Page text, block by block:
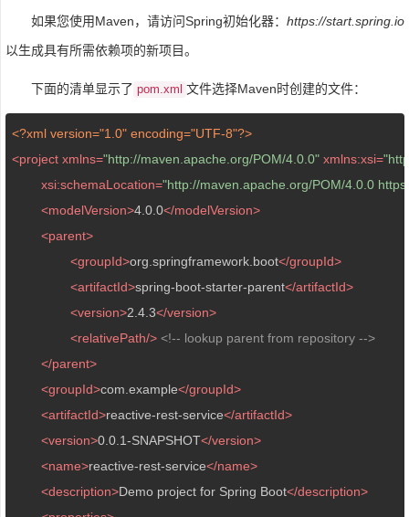
如果您使用Maven，请访问Spring初始化器： https://start.spring.io
以生成具有所需依赖项的新项目。
下面的清单显示了 pom.xml 文件选择Maven时创建的文件：
<?xml version="1.0" encoding="UTF-8"?>
<project xmlns="http://maven.apache.org/POM/4.0.0" xmlns:xsi=
xsi:schemaLocation="http://maven.apache.org/POM/4.0.0
<modelVersion>4.0.0</modelVersion>
<parent>
<groupId>org.springframework.boot</groupId>
<artifactId>spring-boot-starter-parent</artifactId>
<version>2.4.3</version>
<relativePath/> <!-- lookup parent from repository -->
</parent>
<groupId>com.example</groupId>
<artifactId>reactive-rest-service</artifactId>
<version>0.0.1-SNAPSHOT</version>
<name>reactive-rest-service</name>
<description>Demo project for Spring Boot</description>